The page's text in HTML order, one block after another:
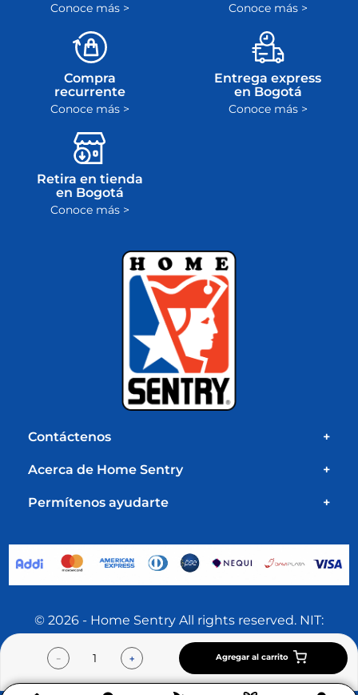
＋
－ Agregar al carrito
Conoce más > Conoce más >
Compra
recurrente
Conoce más >
Entrega express
en Bogotá
Conoce más >
Retira en tienda
en Bogotá
Conoce más >
Contáctenos +
Acerca de Home Sentry +
Permítenos ayudarte +
© 2026 - Home Sentry All rights reserved. NIT:
860.001.584-4